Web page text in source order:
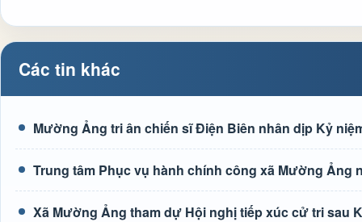
Các tin khác
Mường Ảng tri ân chiến sĩ Điện Biên nhân dịp Kỷ
Trung tâm Phục vụ hành chính công xã Mường Ảng
Xã Mường Ảng tham dự Hội nghị tiếp xúc cử tri sau